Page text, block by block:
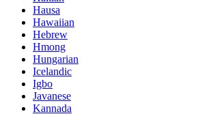
Hausa
Hawaiian
Hebrew
Hmong
Hungarian
Icelandic
Igbo
Javanese
Kannada